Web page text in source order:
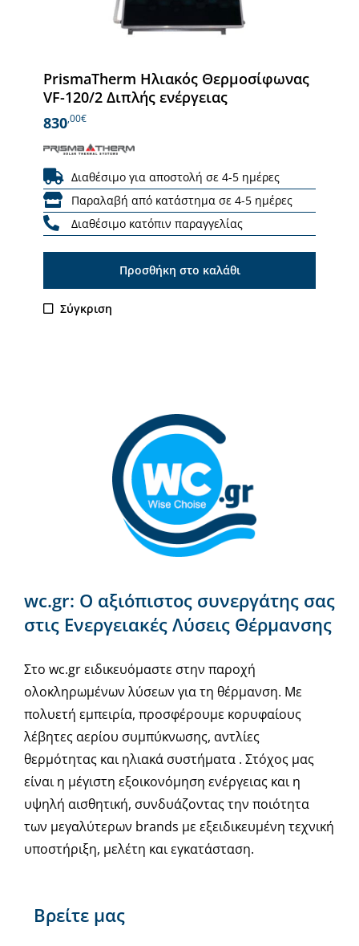
PrismaTherm Ηλιακός Θερμοσίφωνας
VF-120/2 Διπλής ενέργειας
830,00€
Διαθέσιμο για αποστολή σε 4-5 ημέρες
Παραλαβή από κατάστημα σε 4-5 ημέρες
Διαθέσιμο κατόπιν παραγγελίας
Προσθήκη στο καλάθι
Σύγκριση
Βρείτε μας
wc.gr: Ο αξιόπιστος συνεργάτης σας
στις Ενεργειακές Λύσεις Θέρμανσης
Στο wc.gr ειδικευόμαστε στην παροχή
ολοκληρωμένων λύσεων για τη θέρμανση. Με
πολυετή εμπειρία, προσφέρουμε κορυφαίους
λέβητες αερίου συμπύκνωσης, αντλίες
θερμότητας και ηλιακά συστήματα . Στόχος μας
είναι η μέγιστη εξοικονόμηση ενέργειας και η
υψηλή αισθητική, συνδυάζοντας την ποιότητα
των μεγαλύτερων brands με εξειδικευμένη τεχνική
υποστήριξη, μελέτη και εγκατάσταση.